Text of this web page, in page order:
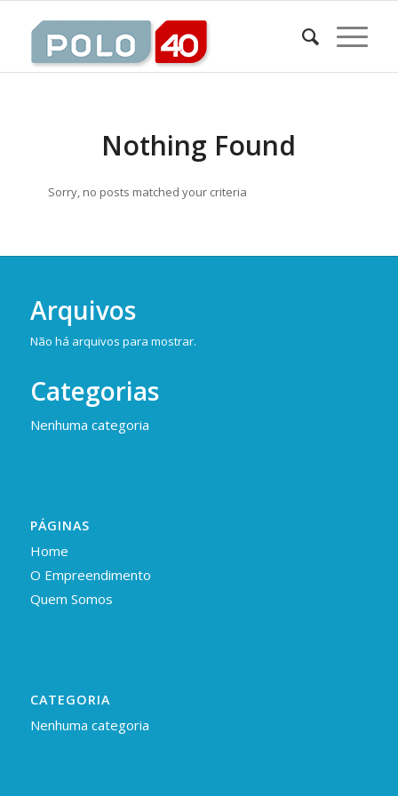
Nothing Found
Sorry, no posts matched your criteria
Arquivos
Não há arquivos para mostrar.
Categorias
Nenhuma categoria
PÁGINAS
Home
O Empreendimento
Quem Somos
CATEGORIA
Nenhuma categoria